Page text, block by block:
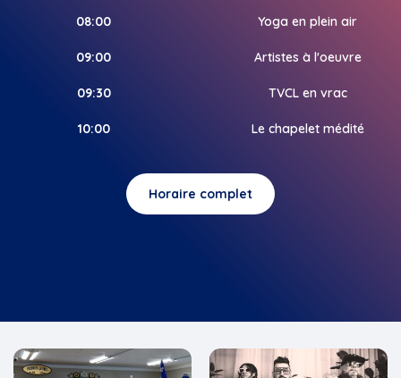
08:00 Yoga en plein air
09:00 Artistes à l'oeuvre
09:30 TVCL en vrac
10:00 Le chapelet médité
Horaire complet